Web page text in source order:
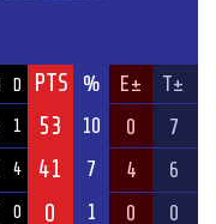
D PTS % E± T±
1 53 10 0 7
4 41 7 4 6
0 0 1 0 0